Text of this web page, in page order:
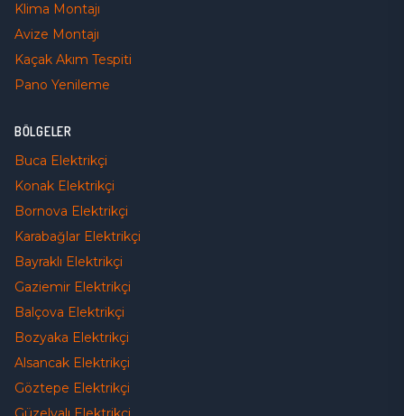
Klima Montajı
Avize Montajı
Kaçak Akım Tespiti
Pano Yenileme
BÖLGELER
Buca Elektrikçi
Konak Elektrikçi
Bornova Elektrikçi
Karabağlar Elektrikçi
Bayraklı Elektrikçi
Gaziemir Elektrikçi
Balçova Elektrikçi
Bozyaka Elektrikçi
Alsancak Elektrikçi
Göztepe Elektrikçi